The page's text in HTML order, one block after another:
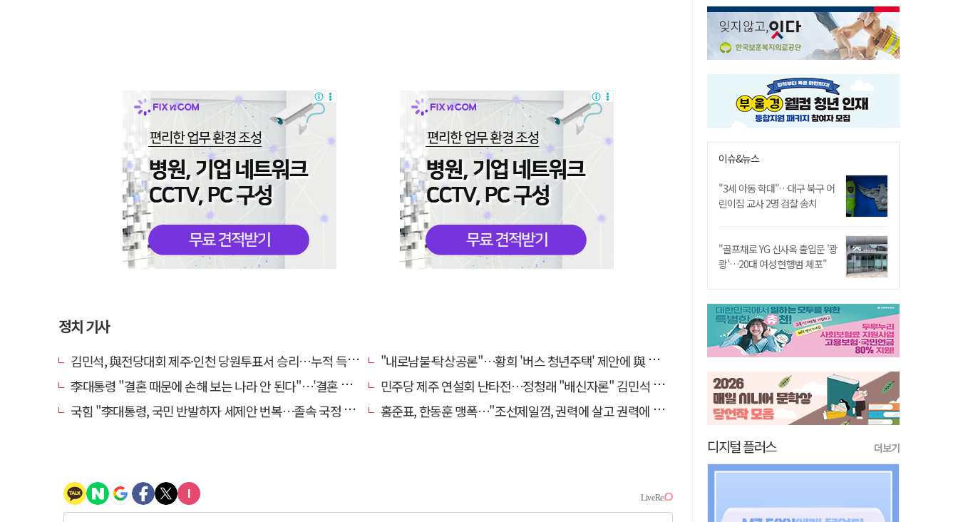
정치 기사
김민석, 與전당대회 제주·인천 당원투표서 승리…누적 득표는 '초박빙'
"내로남불·탁상공론"…황희 '버스 청년주택' 제안에 與 내부서도 쓴소리
李대통령 "결혼 때문에 손해 보는 나라 안 된다"…'결혼 페널티' 22개 손본다
민주당 제주 연설회 난타전…정청래 "배신자론" 김민석 "관리 무능"
국힘 "李대통령, 국민 반발하자 세제안 번복…졸속 국정 즉각 중단"
홍준표, 한동훈 맹폭…"조선제일껌, 권력에 살고 권력에 죽었다"
이슈&뉴스
"3세 아동 학대"…대구 북구 어
린이집 교사 2명 검찰 송치
"골프채로 YG 신사옥 출입문 '쾅
쾅'…20대 여성 현행범 체포"
디지털 플러스 더보기